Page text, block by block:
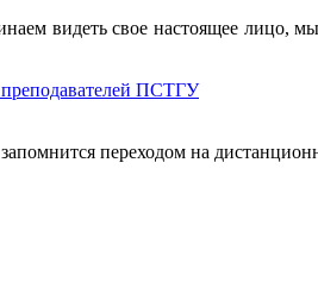
видеть свое настоящее лицо,
ПСТГУ
переходом на